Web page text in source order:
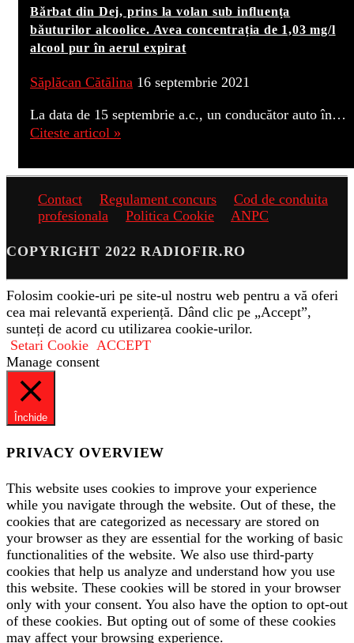
Bărbat din Dej, prins la volan sub influența
băuturilor alcoolice. Avea concentrația de 1,03 mg/l
alcool pur în aerul expirat
Săplăcan Cătălina 16 septembrie 2021
La data de 15 septembrie a.c., un conducător auto în…
Citeste articol »
Contact Regulament concurs
Cod de conduita
profesionala
Politica Cookie ANPC
COPYRIGHT 2022 RADIOFIR.RO
Folosim cookie-uri pe site-ul nostru web pentru a vă oferi
cea mai relevantă experiență. Dând clic pe „Accept”,
sunteți de acord cu utilizarea cookie-urilor.
Setari Cookie ACCEPT
Manage consent
Închide
PRIVACY OVERVIEW
This website uses cookies to improve your experience
while you navigate through the website. Out of these, the
cookies that are categorized as necessary are stored on
your browser as they are essential for the working of basic
functionalities of the website. We also use third-party
cookies that help us analyze and understand how you use
this website. These cookies will be stored in your browser
only with your consent. You also have the option to opt-out
of these cookies. But opting out of some of these cookies
may affect your browsing experience.